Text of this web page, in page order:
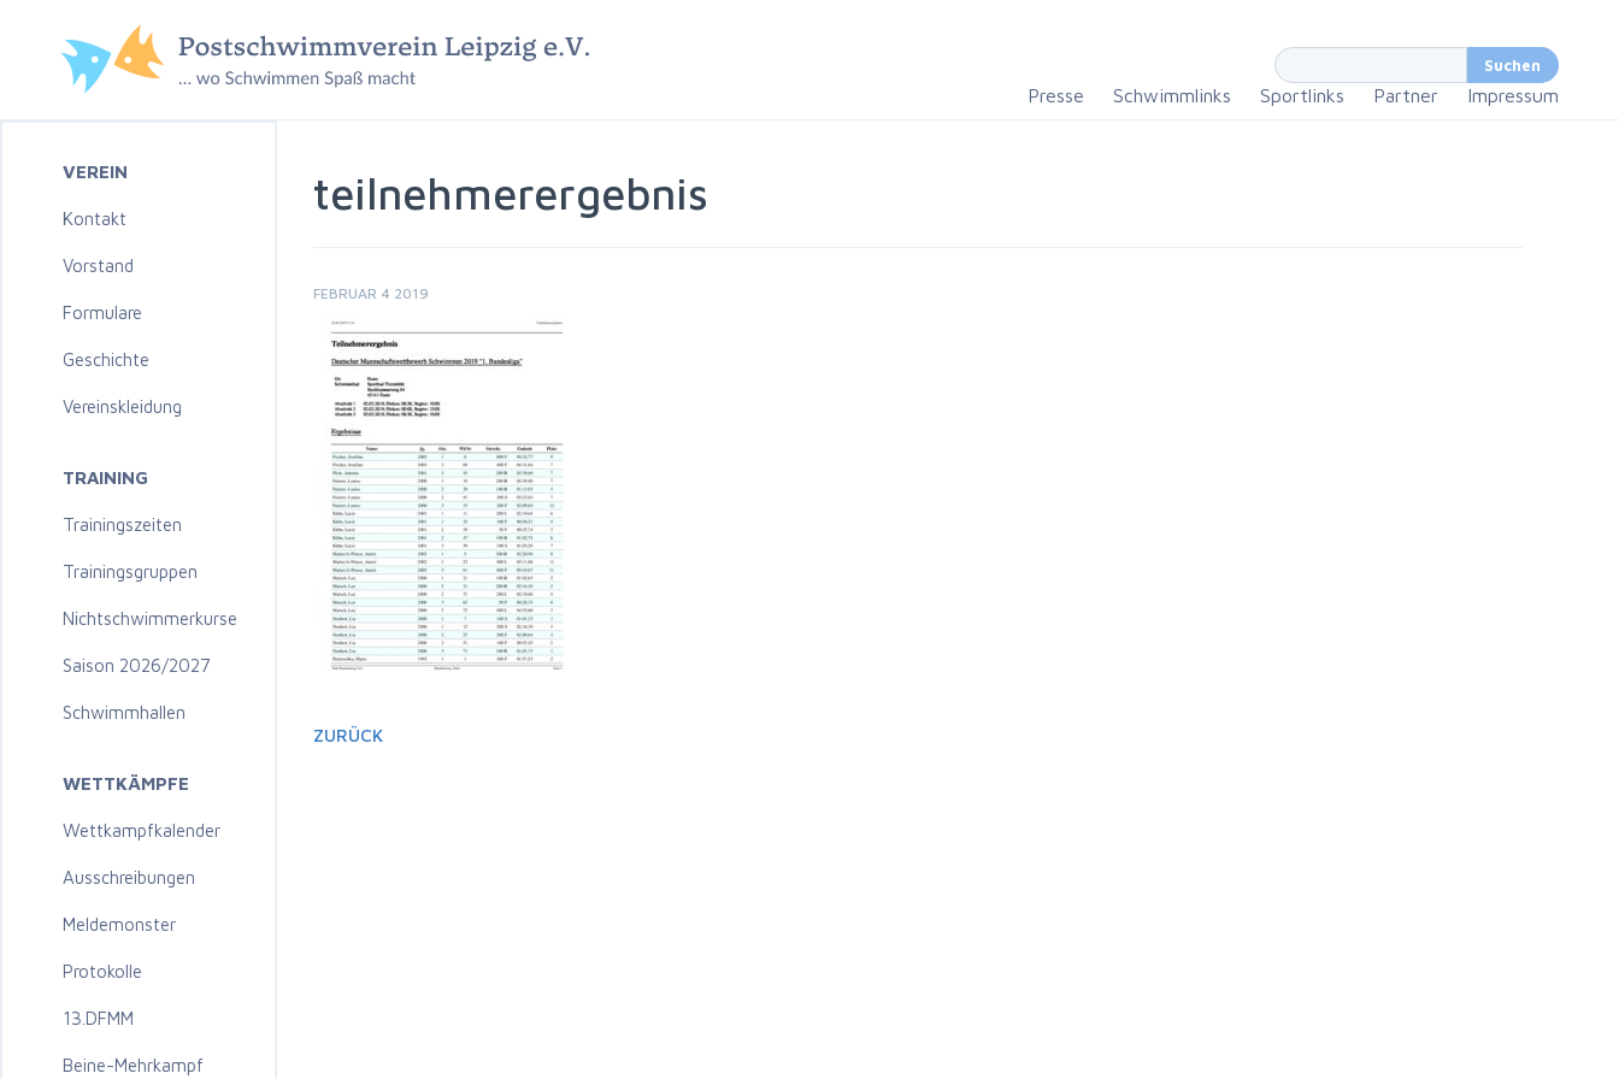
Presse Schwimmlinks Sportlinks Partner Impressum
VEREIN
Kontakt
Vorstand
Formulare
Geschichte
Vereinskleidung
TRAINING
Trainingszeiten
Trainingsgruppen
Nichtschwimmerkurse
Saison 2026/2027
Schwimmhallen
WETTKÄMPFE
Wettkampfkalender
Ausschreibungen
Meldemonster
Protokolle
13.DFMM
Beine-Mehrkampf
teilnehmerergebnis
FEBRUAR 4 2019
ZURÜCK